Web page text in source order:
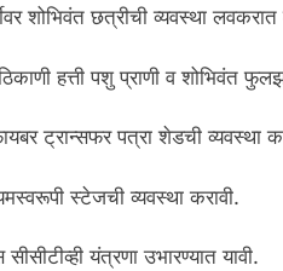
शोभिवंत छत्रीची व्यवस्था
हत्ती पशु प्राणी व शोभिवंत
फायबर ट्रान्सफर पत्रा शेडची
स्टेजची व्यवस्था करावी.
यंत्रणा उभारण्यात यावी.